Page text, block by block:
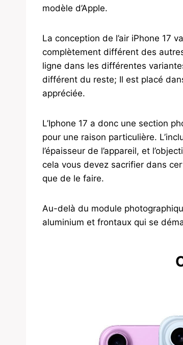
modèle d’Apple.
La conception de l’air iPhone 17
complètement différent des
ligne dans les différentes
différent du reste; Il est placé
appréciée.
L’Iphone 17 a donc une section
pour une raison particulière.
l’épaisseur de l’appareil, et
cela vous devez sacrifier dans
que de le faire.
Au-delà du module
aluminium et frontaux qui se